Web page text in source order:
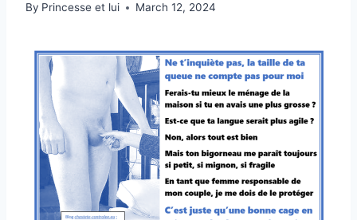
By Princesse et lui March 12, 2024